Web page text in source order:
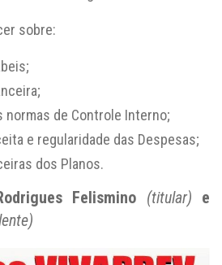
sobre:
normas de Controle Interno;
e regularidade das Despesas;
dos Planos.
Felismino (titular) e